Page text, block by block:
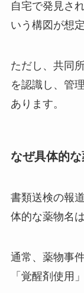
自宅で発見さ
いう構図が想
ただし、共同
を認識し、管
あります。
なぜ具体的
書類送検の報
体的な薬物名
通常、薬物事
「覚醒剤使用